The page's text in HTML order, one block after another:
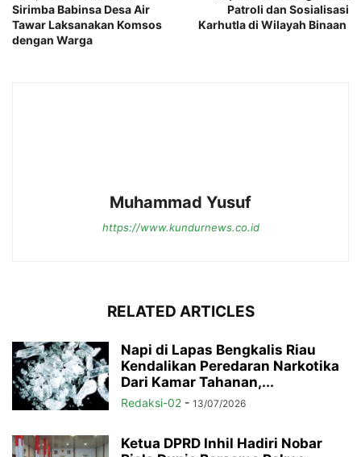
Sirimba Babinsa Desa Air
Tawar Laksanakan Komsos
dengan Warga
Patroli dan Sosialisasi
Karhutla di Wilayah Binaan
Muhammad Yusuf
https://www.kundurnews.co.id
RELATED ARTICLES
Napi di Lapas Bengkalis Riau
Kendalikan Peredaran Narkotika
Dari Kamar Tahanan,...
Redaksi-02 - 13/07/2026
Ketua DPRD Inhil Hadiri Nobar